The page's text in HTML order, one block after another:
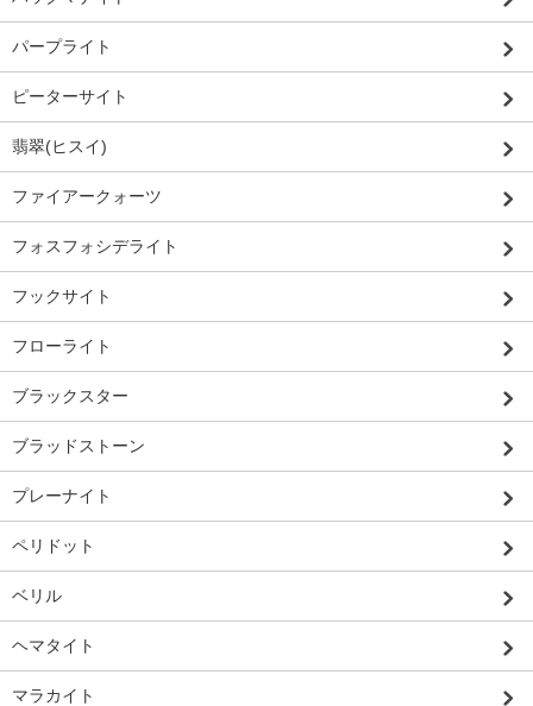
パープライト
ピーターサイト
翡翠(ヒスイ)
ファイアークォーツ
フォスフォシデライト
フックサイト
フローライト
ブラックスター
ブラッドストーン
プレーナイト
ペリドット
ベリル
ヘマタイト
マラカイト